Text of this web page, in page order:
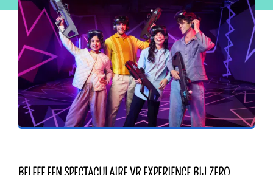
IN DE BUURT VAN
OF
ZOEKEN